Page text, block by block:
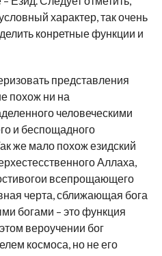
характер, так очень
конретные функции и
представления
похож ни на
человеческими
и беспощадного
же мало похож езидский
Аллаха,
всепрощающего
черта, сближающая бога
богами – это функция
вероучении бог
космоса, но не его